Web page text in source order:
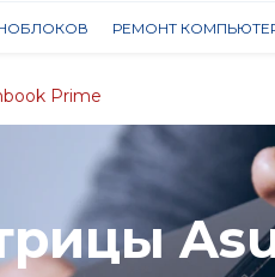
РЕМОНТ
Prime